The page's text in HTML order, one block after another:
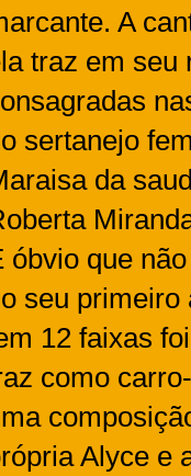
A
traz em seu
sertanejo
da
óbvio que
seu primeiro
12 faixas
como
Alyce e